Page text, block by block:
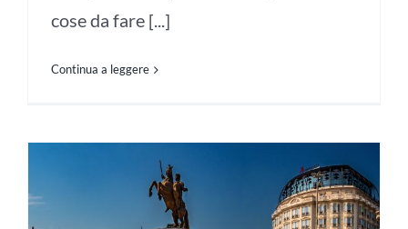
cose da fare [...]
Continua a leggere